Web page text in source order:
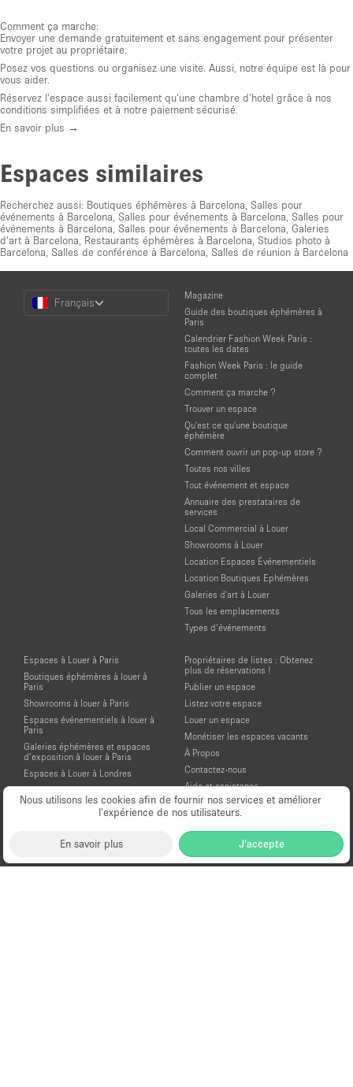
Nous utilisons les cookies afin de fournir nos services et améliorer
l’expérience de nos utilisateurs.
En savoir plus J'accepte
Comment ça marche:
Envoyer une demande gratuitement et sans engagement pour présenter
votre projet au propriétaire.
Posez vos questions ou organisez une visite. Aussi, notre équipe est là pour
vous aider.
Réservez l'espace aussi facilement qu'une chambre d'hotel grâce à nos
conditions simplifiées et à notre paiement sécurisé.
En savoir plus →
Espaces similaires
Recherchez aussi: Boutiques éphémères à Barcelona Salles pour
événements à Barcelona Salles pour événements à Barcelona Salles pour
événements à Barcelona Salles pour événements à Barcelona Galeries
d'art à Barcelona Restaurants éphémères à Barcelona Studios photo à
Barcelona Salles de conférence à Barcelona Salles de réunion à Barcelona
Choose
Language
Français
Magazine
Guide des boutiques éphémères à
Paris
Calendrier Fashion Week Paris :
toutes les dates
Fashion Week Paris : le guide
complet
Comment ça marche ?
Trouver un espace
Qu'est ce qu'une boutique
éphémère
Comment ouvrir un pop-up store ?
Toutes nos villes
Tout événement et espace
Annuaire des prestataires de
services
Local Commercial à Louer
Showrooms à Louer
Location Espaces Événementiels
Location Boutiques Ephémères
Galeries d'art à Louer
Tous les emplacements
Types d’événements
Espaces à Louer à Paris
Boutiques éphémères à louer à
Paris
Showrooms à louer à Paris
Espaces événementiels à louer à
Paris
Galeries éphémères et espaces
d’exposition à louer à Paris
Espaces à Louer à Londres
Espaces à Louer à New York
Espaces à Louer à San Francisco
Espaces à Louer à Amsterdam
Propriétaires de listes : Obtenez
plus de réservations !
Publier un espace
Listez votre espace
Louer un espace
Monétiser les espaces vacants
À Propos
Contactez-nous
Aide et assistance
Conditions générales d'utilisation
Mentions légales
Politique de confidentialité